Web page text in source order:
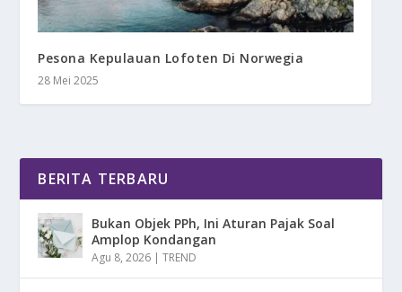
Pesona Kepulauan Lofoten Di Norwegia
28 Mei 2025
BERITA TERBARU
Bukan Objek PPh, Ini Aturan Pajak Soal
Amplop Kondangan
Agu 8, 2026 |TREND